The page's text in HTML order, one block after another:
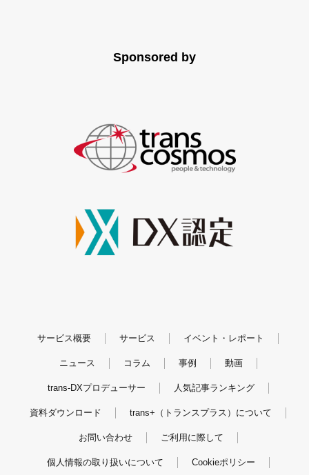
Sponsored by
サービス概要 サービス イベント・レポート
ニュース コラム 事例 動画
trans-DXプロデューサー 人気記事ランキング
資料ダウンロード trans+（トランスプラス）について
お問い合わせ ご利用に際して
個人情報の取り扱いについて Cookieポリシー